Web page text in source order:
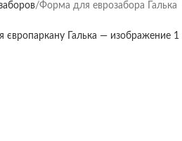
Форма для еврозабора Галька